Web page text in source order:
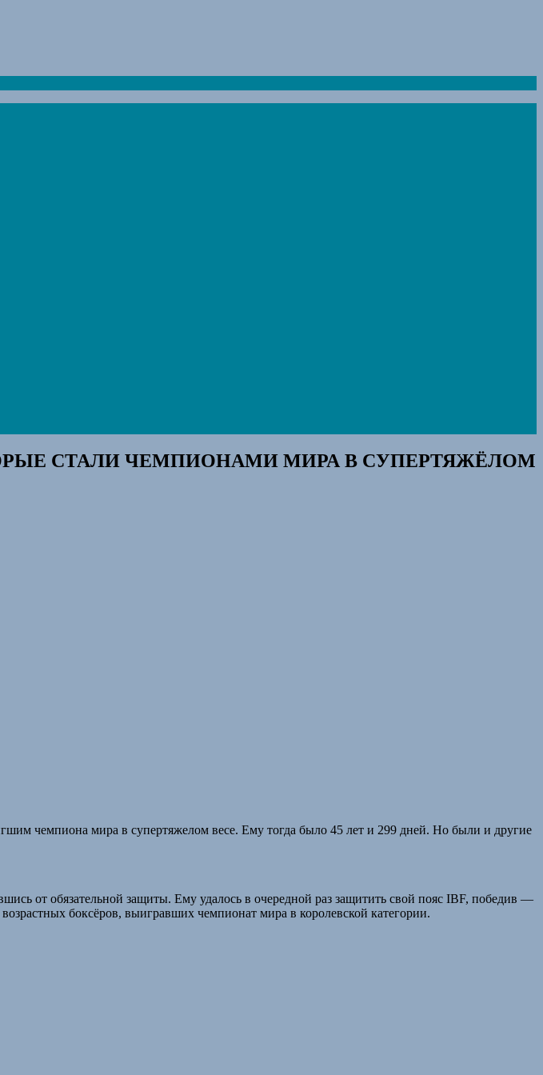
СТАЛИ ЧЕМПИОНАМИ МИРА В СУПЕРТЯЖЁЛОМ
чемпиона мира в супертяжелом весе. Ему тогда было 45 лет и 299 дней. Но были и другие
от обязательной защиты. Ему удалось в очередной раз защитить свой пояс IBF, победив —
боксёров, выигравших чемпионат мира в королевской категории.